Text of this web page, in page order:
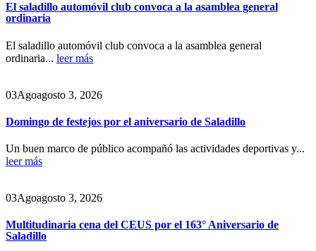
El saladillo automóvil club convoca a la asamblea general
ordinaria
El saladillo automóvil club convoca a la asamblea general
ordinaria... leer más
03Agoagosto 3, 2026
Domingo de festejos por el aniversario de Saladillo
Un buen marco de público acompañó las actividades deportivas y...
leer más
03Agoagosto 3, 2026
Multitudinaria cena del CEUS por el 163° Aniversario de
Saladillo